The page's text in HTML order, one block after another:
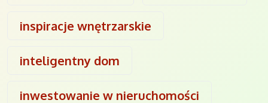
inspiracje wnętrzarskie
inteligentny dom
inwestowanie w nieruchomości